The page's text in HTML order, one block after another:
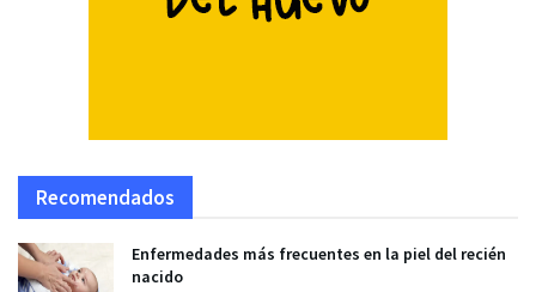
Recomendados
Enfermedades más frecuentes en la piel del recién
nacido